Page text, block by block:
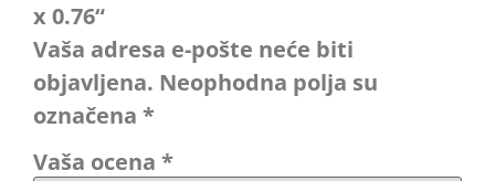
x 0.76“
Vaša adresa e-pošte neće biti
objavljena. Neophodna polja su
označena *
Vaša ocena *